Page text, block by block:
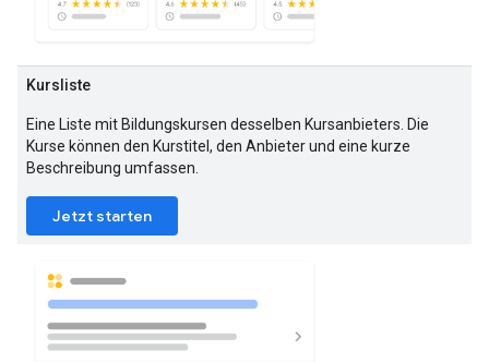
Kursliste
Eine Liste mit Bildungskursen desselben Kursanbieters. Die
Kurse können den Kurstitel, den Anbieter und eine kurze
Beschreibung umfassen.
Jetzt starten